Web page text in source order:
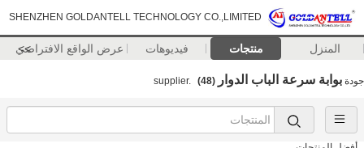
SHENZHEN GOLDANTELL TECHNOLOGY CO.,LIMITED
المنزل منتجات فيديوهات عرض الواقع الافتراضي
>>
جودة بوابة سرعة الباب الدوار (48)